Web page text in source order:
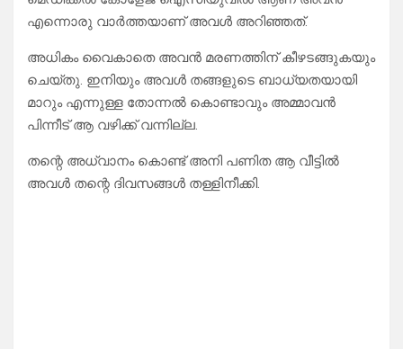
എന്നൊരു വാർത്തയാണ് അവൾ അറിഞ്ഞത്.
അധികം വൈകാതെ അവൻ മരണത്തിന് കീഴടങ്ങുകയും
ചെയ്തു. ഇനിയും അവൾ തങ്ങളുടെ ബാധ്യതയായി
മാറും എന്നുള്ള തോന്നൽ കൊണ്ടാവും അമ്മാവൻ
പിന്നീട് ആ വഴിക്ക് വന്നില്ല.
തന്റെ അധ്വാനം കൊണ്ട് അനി പണിത ആ വീട്ടിൽ
അവൾ തന്റെ ദിവസങ്ങൾ തള്ളിനീക്കി.